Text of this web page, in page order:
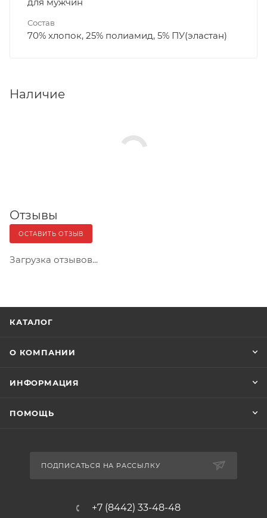
Состав
70% хлопок, 25% полиамид, 5% ПУ(эластан)
Наличие
Отзывы
ОСТАВИТЬ ОТЗЫВ
Загрузка отзывов...
КАТАЛОГ
О КОМПАНИИ
ИНФОРМАЦИЯ
ПОМОЩЬ
ПОДПИСАТЬСЯ НА РАССЫЛКУ
+7 (8442) 33-48-48